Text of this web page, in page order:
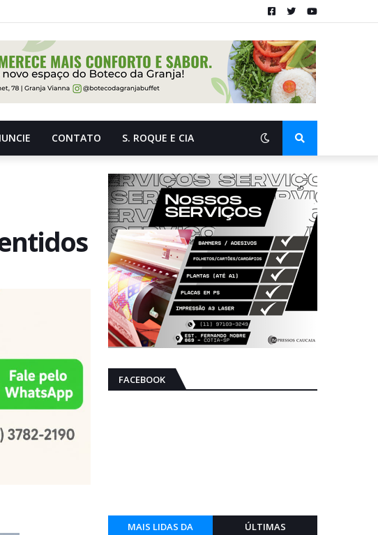
CONTATO S. ROQUE E CIA
FACEBOOK
MAIS LIDAS DA
ÚLTIMAS